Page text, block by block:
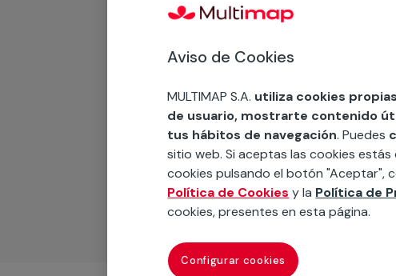
Desplazamiento
Recuerda que en MULTIMAP
Podemos ofrecer cualquier servicio a
materiales, equipamientos,
cuando te llamemos.
Aviso de Cookies
MULTIMAP S.A. utiliza cookies
de usuario, mostrarte contenido
tus hábitos de navegación. Puedes
sitio web. Si aceptas las cookies
cookies pulsando el botón "Aceptar",
Política de Cookies y la Política de
cookies, presentes en esta página.
Configurar cookies